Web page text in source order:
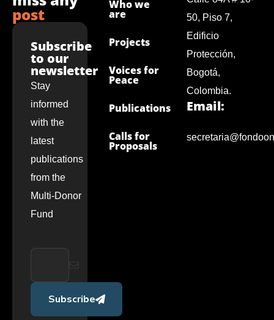
post
Subscribe
to our
newsletter
Stay
informed
with the
latest
publications
from the
Multi-Donor
Fund
Subscribe
Who we
are
Projects
Voices for
Peace
Publications
Calls for
Proposals
50, Piso 7,
Edificio
Protección,
Bogotá,
Colombia.
Email: